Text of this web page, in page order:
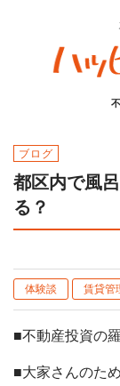
ブログ
都区内で風
る？
体験談 賃貸管
■不動産投資の
■大家さんのた